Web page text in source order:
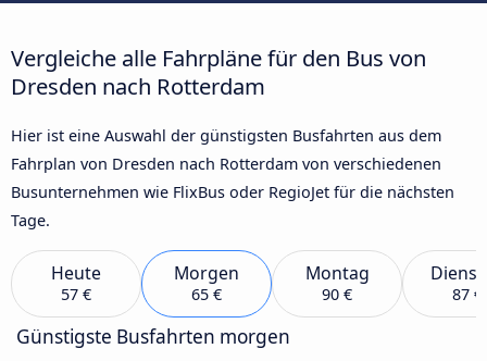
Vergleiche alle Fahrpläne für den Bus von
Dresden nach Rotterdam
Hier ist eine Auswahl der günstigsten Busfahrten aus dem
Fahrplan von Dresden nach Rotterdam von verschiedenen
Busunternehmen wie FlixBus oder RegioJet für die nächsten
Tage.
Heute
57 €
Morgen
65 €
Montag
90 € 87 €
Günstigste Busfahrten morgen